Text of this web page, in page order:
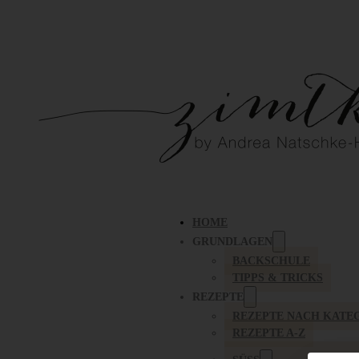
HOME
GRUNDLAGEN
BACKSCHULE
TIPPS & TRICKS
REZEPTE
REZEPTE NACH
REZEPTE A-Z